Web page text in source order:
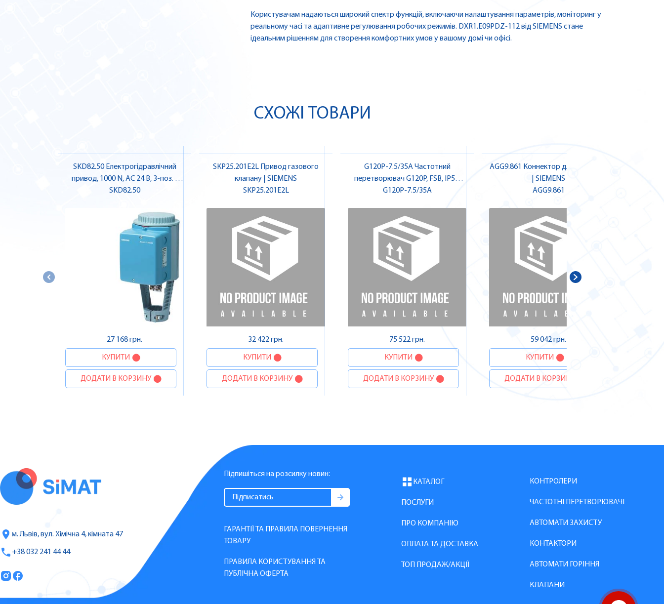
Користувачам надаються широкий спектр функцій, включаючи налаштування параметрів, моніторинг у
реальному часі та адаптивне регулювання робочих режимів. DXR1.E09PDZ-112 від SIEMENS стане
ідеальним рішенням для створення комфортних умов у вашому домі чи офісі.
СХОЖІ ТОВАРИ
SKD82.50 Електрогідравлічний
привод, 1000 N, AC 24 В, 3-поз. |
SIEMENS
SKD82.50
27 168 грн.
КУПИТИ
ДОДАТИ В КОРЗИНУ
SKP25.201E2L Привод газового
клапану | SIEMENS
SKP25.201E2L
32 422 грн.
КУПИТИ
ДОДАТИ В КОРЗИНУ
G120P-7.5/35A Частотний
перетворювач G120P, FSB, IP55,
фільтр A, 7,5 кВт | SIEMENS
G120P-7.5/35A
75 522 грн.
КУПИТИ
ДОДАТИ В КОРЗИНУ
AGG9.861 Коннектор для LMV2/3/5
| SIEMENS
AGG9.861
59 042 грн.
КУПИТИ
ДОДАТИ В КОРЗИНУ
м. Львів, вул. Хімічна 4, кімната 47
+38 032 241 44 44
Підпишіться на розсилку новин:
ГАРАНТІЇ ТА ПРАВИЛА ПОВЕРНЕННЯ
ТОВАРУ
ПРАВИЛА КОРИСТУВАННЯ ТА
ПУБЛІЧНА ОФЕРТА
КАТАЛОГ
ПОСЛУГИ
ПРО КОМПАНІЮ
ОПЛАТА ТА ДОСТАВКА
ТОП ПРОДАЖ/АКЦІЇ
КОНТРОЛЕРИ
ЧАСТОТНІ ПЕРЕТВОРЮВАЧІ
АВТОМАТИ ЗАХИСТУ
КОНТАКТОРИ
АВТОМАТИ ГОРІННЯ
КЛАПАНИ